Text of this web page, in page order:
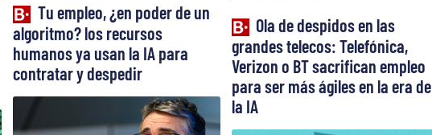
Tu empleo, ¿en poder de un
algoritmo? los recursos
humanos ya usan la IA para
contratar y despedir
Ola de despidos en las
grandes telecos: Telefónica,
Verizon o BT sacrifican empleo
para ser más ágiles en la era de
la IA